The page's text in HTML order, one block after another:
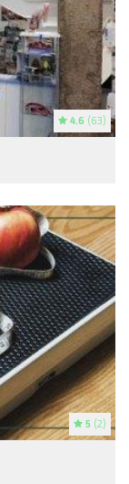
4.6 (63)
5 (2)